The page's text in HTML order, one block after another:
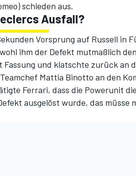
schieden aus.
Ausfall?
Vorsprung auf Russell in
ihm der Defekt mutmaßlich
und klatschte zurück an
Mattia Binotto an den
Ferrari, dass die Powerunit
ausgelöst wurde, das müsse